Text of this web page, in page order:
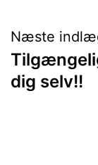
Næste
dig selv!!